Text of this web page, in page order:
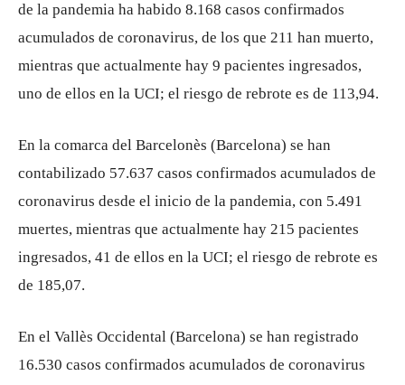
de la pandemia ha habido 8.168 casos confirmados
acumulados de coronavirus, de los que 211 han muerto,
mientras que actualmente hay 9 pacientes ingresados,
uno de ellos en la UCI; el riesgo de rebrote es de 113,94.
En la comarca del Barcelonès (Barcelona) se han
contabilizado 57.637 casos confirmados acumulados de
coronavirus desde el inicio de la pandemia, con 5.491
muertes, mientras que actualmente hay 215 pacientes
ingresados, 41 de ellos en la UCI; el riesgo de rebrote es
de 185,07.
En el Vallès Occidental (Barcelona) se han registrado
16.530 casos confirmados acumulados de coronavirus